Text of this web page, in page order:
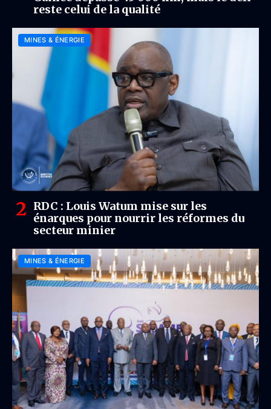
reste celui de la qualité
MINES & ÉNERGIE
RDC : Louis Watum mise sur les
énarques pour nourrir les réformes du
secteur minier
MINES & ÉNERGIE